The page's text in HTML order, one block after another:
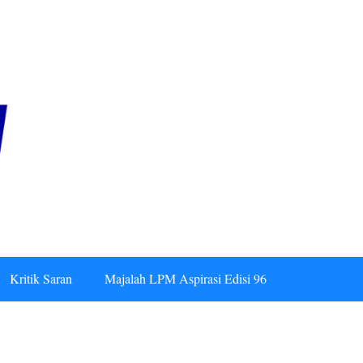
Kritik Saran Majalah LPM Aspirasi Edisi 96